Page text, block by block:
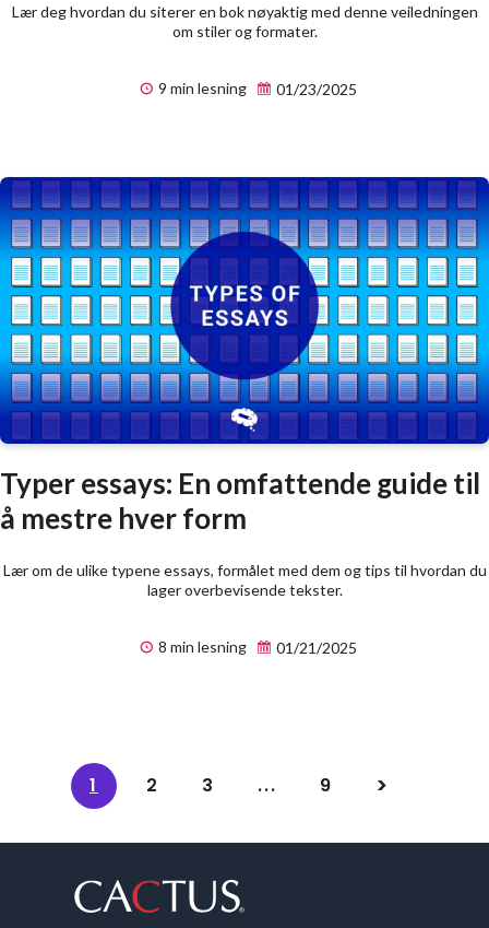
Lær deg hvordan du siterer en bok nøyaktig med denne veiledningen
om stiler og formater.
9 min lesning 01/23/2025
Typer essays: En omfattende guide til
å mestre hver form
Lær om de ulike typene essays, formålet med dem og tips til hvordan du
lager overbevisende tekster.
8 min lesning 01/21/2025
1 2 3 ... 9